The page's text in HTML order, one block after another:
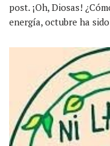
post. ¡Oh, Diosas!
energía, octubre ha